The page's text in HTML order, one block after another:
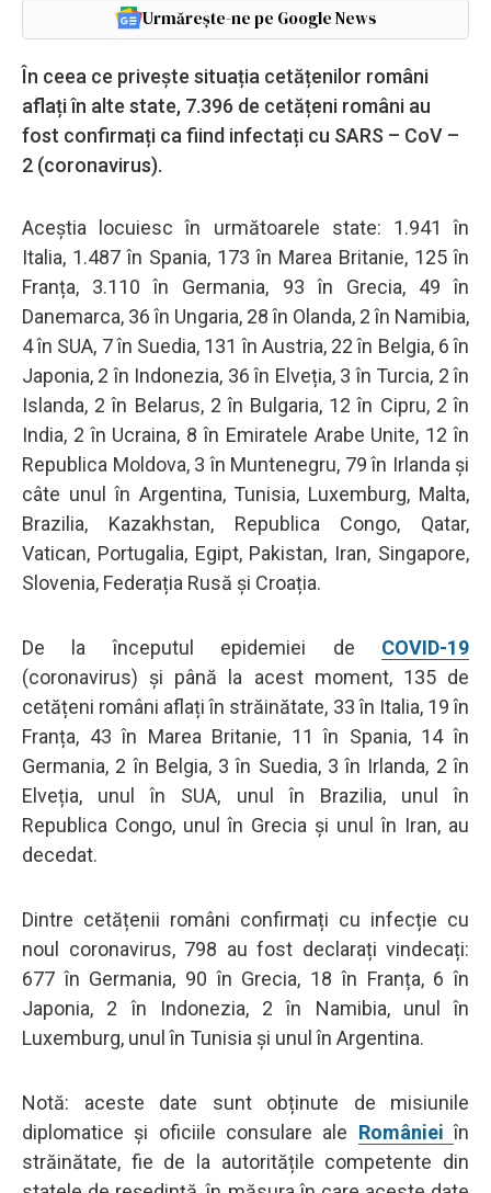
Urmărește-ne pe Google News
În ceea ce privește situația cetățenilor români
aflați în alte state, 7.396 de cetățeni români au
fost confirmați ca fiind infectați cu SARS – CoV –
2 (coronavirus).
Aceștia locuiesc în următoarele state: 1.941 în
Italia, 1.487 în Spania, 173 în Marea Britanie, 125 în
Franța, 3.110 în Germania, 93 în Grecia, 49 în
Danemarca, 36 în Ungaria, 28 în Olanda, 2 în Namibia,
4 în SUA, 7 în Suedia, 131 în Austria, 22 în Belgia, 6 în
Japonia, 2 în Indonezia, 36 în Elveția, 3 în Turcia, 2 în
Islanda, 2 în Belarus, 2 în Bulgaria, 12 în Cipru, 2 în
India, 2 în Ucraina, 8 în Emiratele Arabe Unite, 12 în
Republica Moldova, 3 în Muntenegru, 79 în Irlanda și
câte unul în Argentina, Tunisia, Luxemburg, Malta,
Brazilia, Kazakhstan, Republica Congo, Qatar,
Vatican, Portugalia, Egipt, Pakistan, Iran, Singapore,
Slovenia, Federația Rusă și Croația.
De la începutul epidemiei de COVID-19
(coronavirus) și până la acest moment, 135 de
cetățeni români aflați în străinătate, 33 în Italia, 19 în
Franța, 43 în Marea Britanie, 11 în Spania, 14 în
Germania, 2 în Belgia, 3 în Suedia, 3 în Irlanda, 2 în
Elveția, unul în SUA, unul în Brazilia, unul în
Republica Congo, unul în Grecia și unul în Iran, au
decedat.
Dintre cetățenii români confirmați cu infecție cu
noul coronavirus, 798 au fost declarați vindecați:
677 în Germania, 90 în Grecia, 18 în Franța, 6 în
Japonia, 2 în Indonezia, 2 în Namibia, unul în
Luxemburg, unul în Tunisia și unul în Argentina.
Notă: aceste date sunt obținute de misiunile
diplomatice și oficiile consulare ale Românieiîn
străinătate, fie de la autoritățile competente din